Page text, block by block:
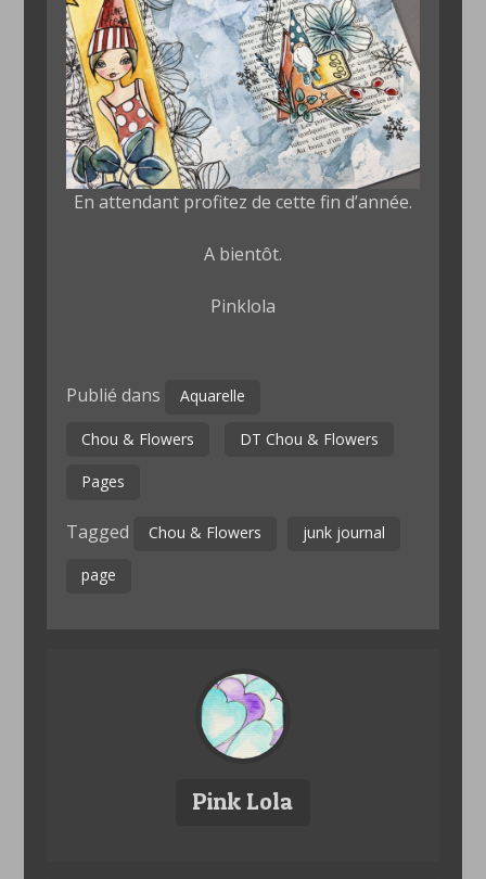
En attendant profitez de cette fin d’année.
A bientôt.
Pinklola
Publié dans Aquarelle
Chou & Flowers DT Chou & Flowers
Pages
Tagged Chou & Flowers junk journal
page
Pink Lola